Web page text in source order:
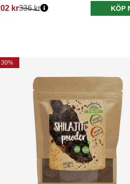
kr336 kr KÖP
30%